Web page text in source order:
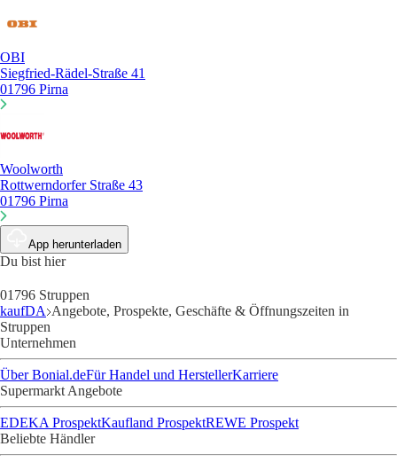
OBI
Siegfried-Rädel-Straße 41
01796 Pirna
Woolworth
Rottwerndorfer Straße 43
01796 Pirna
App herunterladen
Du bist hier
01796 Struppen
kaufDA Angebote, Prospekte, Geschäfte & Öffnungszeiten in
Struppen
Unternehmen
Über Bonial.deFür Handel und HerstellerKarriere
Supermarkt Angebote
EDEKA ProspektKaufland ProspektREWE Prospekt
Beliebte Händler